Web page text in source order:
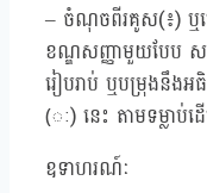
– ចំណុចពីរគូស(៖) ឬហ
ខណ្ឌសញ្ញាមួយបែប ស
រៀបរាប់ ឬបម្រុងនឹង
(ៈ) នេះ តាមទម្លាប់ដ
ឧទាហរណ៍ៈ